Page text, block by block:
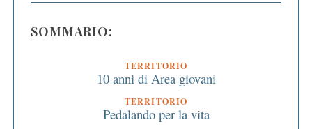
SOMMARIO:
TERRITORIO
10 anni di Area giovani
TERRITORIO
Pedalando per la vita